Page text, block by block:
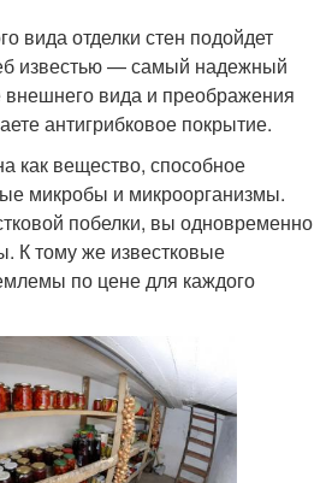
вида отделки стен подойдет
известью — самый надежный
внешнего вида и преображения
антигрибковое покрытие.
как вещество, способное
микробы и микроорганизмы.
побелки, вы одновременно
К тому же известковые
по цене для каждого